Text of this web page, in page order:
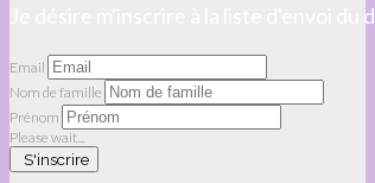
Je désire m'inscrire à la liste d'envoi du
Email
Nom de famille
Prénom
Please wait...
S'inscrire